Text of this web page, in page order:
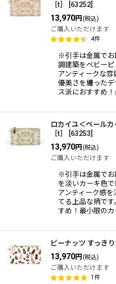
［t］
63252
13,970円 (税込)
ご購入いただけます
4件
※引手は金属でお
調建築をベビー
アンティークな
優美さを纏った
ス派におすすめ
ロカイユ＜ペール
［t］
63253
13,970円 (税込)
ご購入いただけます
※引手は金属でお
を淡いカーキ色
アンティーク感
てる上品な柄で
すめ！最小限のカ
ピーナッツ すっき
13,970円 (税込)
ご購入いただけます
1 件